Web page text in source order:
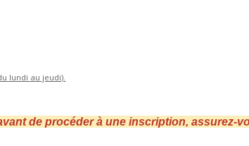
lundi au jeudi).
de procéder à une inscription, assurez-